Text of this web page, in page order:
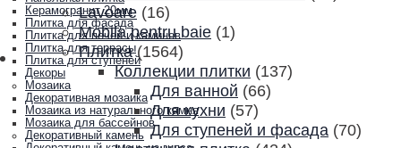
Керамогранит 20мм
Плитка для фасада
Плитка для печей и каминов
Плитка для террасы
Плитка для ступеней
Декоры
Мозаика
Декоративная мозаика
Мозаика из натурального камня
Мозаика для бассейнов
Декоративный камень
Lavoare (16)
Mobila pentru baie (1)
Плитка (1564)
Коллекции плитки (137)
Для ванной (66)
Для кухни (57)
Для ступеней и фасада (70)